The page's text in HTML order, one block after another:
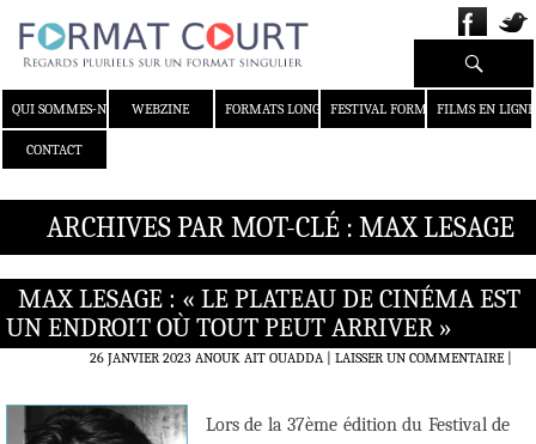
QUI SOMMES-NOUS ?WEBZINE FORMATS LONGS FESTIVAL FORMAT COURT
FILMS EN LIGNE
CONTACT
Recherche
ARCHIVES PAR MOT-CLÉ : MAX LESAGE
MAX LESAGE : « LE PLATEAU DE CINÉMA EST
UN ENDROIT OÙ TOUT PEUT ARRIVER »
26 JANVIER 2023 ANOUK AIT OUADDA LAISSER UN COMMENTAIRE|
Lors de la 37ème édition du Festival de